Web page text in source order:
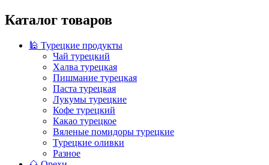
Каталог товаров
🕌 Турецкие продукты
Чай турецкий
Халва турецкая
Пишмание турецкая
Паста турецкая
Лукумы турецкие
Кофе турецкий
Какао турецкое
Вяленые помидоры турецкие
Турецкие оливки
Разное